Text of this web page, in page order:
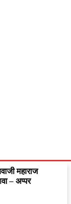
महाराज
– अप्पर